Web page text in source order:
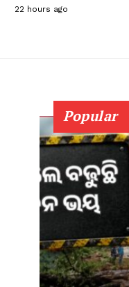
22 hours ago
Popular